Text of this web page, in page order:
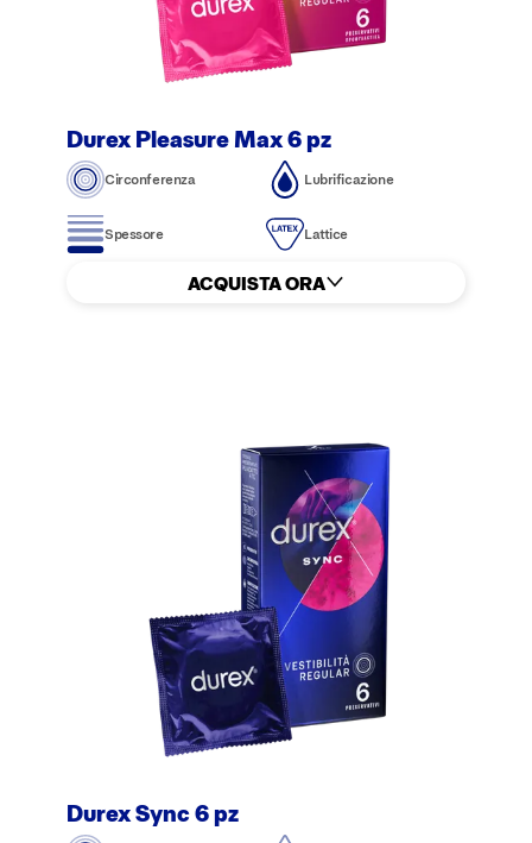
Durex Pleasure Max 6 pz
Circonferenza Lubrificazione
Spessore Lattice
ACQUISTA ORA
Durex Sync 6 pz